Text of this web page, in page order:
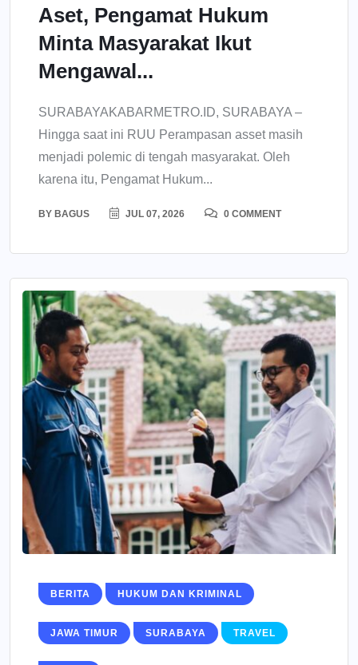
Aset, Pengamat Hukum
Minta Masyarakat Ikut
Mengawal...
SURABAYAKABARMETRO.ID, SURABAYA –
Hingga saat ini RUU Perampasan asset masih
menjadi polemic di tengah masyarakat. Oleh
karena itu, Pengamat Hukum...
BY BAGUS JUL 07, 2026 0 COMMENT
BERITA HUKUM DAN KRIMINAL
JAWA TIMUR SURABAYA TRAVEL